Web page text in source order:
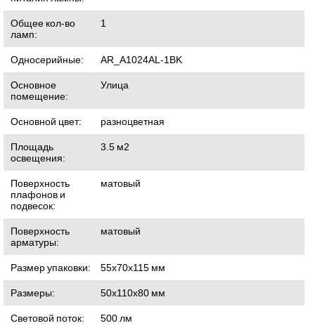
Общее кол-во
ламп:
1
Односерийные: AR_A1024AL-1BK
Основное
помещение:
Улица
Основной цвет: разноцветная
Площадь
освещения:
3.5 м2
Поверхность
плафонов и
подвесок:
матовый
Поверхность
арматуры:
матовый
Размер упаковки: 55x70x115 мм
Размеры: 50x110x80 мм
Световой поток: 500лм